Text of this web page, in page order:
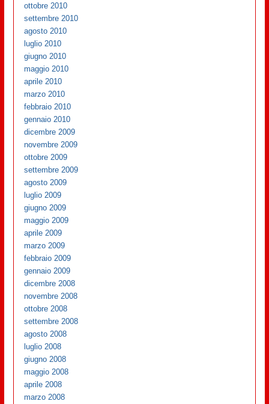
ottobre 2010
settembre 2010
agosto 2010
luglio 2010
giugno 2010
maggio 2010
aprile 2010
marzo 2010
febbraio 2010
gennaio 2010
dicembre 2009
novembre 2009
ottobre 2009
settembre 2009
agosto 2009
luglio 2009
giugno 2009
maggio 2009
aprile 2009
marzo 2009
febbraio 2009
gennaio 2009
dicembre 2008
novembre 2008
ottobre 2008
settembre 2008
agosto 2008
luglio 2008
giugno 2008
maggio 2008
aprile 2008
marzo 2008